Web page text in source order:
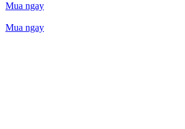
Mua ngay
Mua ngay